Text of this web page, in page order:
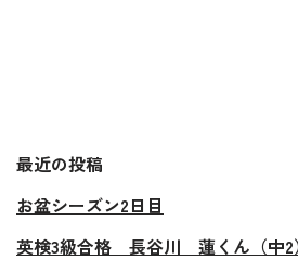
最近の投稿
お盆シーズン2日目
英検3級合格 長谷川 蓮くん（中2